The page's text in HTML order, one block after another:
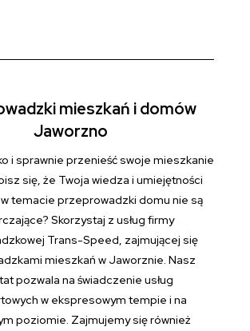
mieszkań i domów
Jaworzno
i sprawnie przenieść swoje mieszkanie
się, że Twoja wiedza i umiejętności
temacie przeprowadzki domu nie są
Skorzystaj z usług firmy
Trans-Speed, zajmującej się
mieszkań w Jaworznie. Nasz
pozwala na świadczenie usług
w ekspresowym tempie i na
poziomie. Zajmujemy się również